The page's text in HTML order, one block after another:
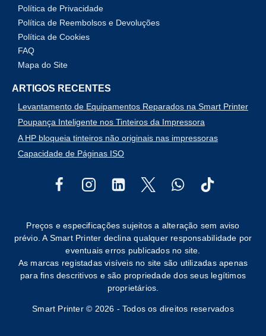
Política de Privacidade
Política de Reembolsos e Devoluções
Política de Cookies
FAQ
Mapa do Site
ARTIGOS RECENTES
Levantamento de Equipamentos Reparados na Smart Printer
Poupança Inteligente nos Tinteiros da Impressora
A HP bloqueia tinteiros não originais nas impressoras
Capacidade de Páginas ISO
Preços e especificações sujeitos a alteração sem aviso
prévio. A Smart Printer declina qualquer responsabilidade por
eventuais erros publicados no site.
As marcas registadas visíveis no site são utilizadas apenas
para fins descritivos e são propriedade dos seus legítimos
proprietários.
Smart Printer © 2026 - Todos os direitos reservados